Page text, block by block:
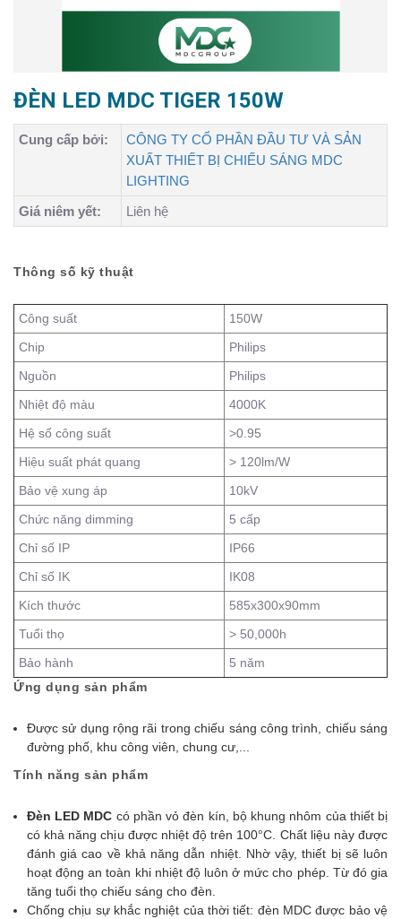
ĐÈN LED MDC TIGER 150W
Cung cấp bởi:
CÔNG TY CỔ PHẦN ĐẦU TƯ VÀ SẢN
XUẤT THIẾT BỊ CHIẾU SÁNG MDC
LIGHTING
Giá niêm yết:
Liên hệ
Thông số kỹ thuật
Công suất
150W
Chip
Philips
Nguồn
Philips
Nhiệt độ màu
4000K
Hệ số công suất
>0.95
Hiệu suất phát quang
> 120lm/W
Bảo vệ xung áp
10kV
Chức năng dimming
5 cấp
Chỉ số IP
IP66
Chỉ số IK
IK08
Kích thước
585x300x90mm
Tuổi thọ
> 50,000h
Bảo hành
5 năm
Ứng dụng sản phẩm
Được sử dụng rộng rãi trong chiếu sáng công trình, chiếu sáng
đường phố, khu công viên, chung cư,...
Tính năng sản phẩm
Đèn LED MDC có phần vỏ đèn kín, bộ khung nhôm của thiết bị
có khả năng chịu được nhiệt độ trên 100°C. Chất liệu này được
đánh giá cao về khả năng dẫn nhiệt. Nhờ vậy, thiết bị sẽ luôn
hoạt động an toàn khi nhiệt độ luôn ở mức cho phép. Từ đó gia
tăng tuổi thọ chiếu sáng cho đèn.
Chống chịu sự khắc nghiệt của thời tiết: đèn MDC được bảo vệ